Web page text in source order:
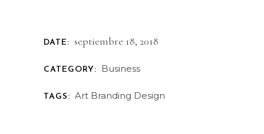
DATE: septiembre 18, 2018
CATEGORY: Business
TAGS: Art Branding Design